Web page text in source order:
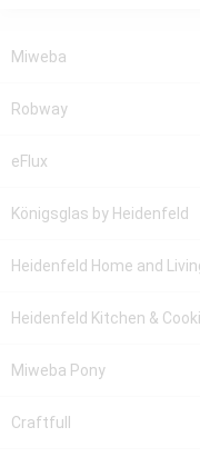
Miweba
Robway
eFlux
Königsglas by Heidenfeld
Heidenfeld Home and
Heidenfeld Kitchen &
Miweba Pony
Craftfull